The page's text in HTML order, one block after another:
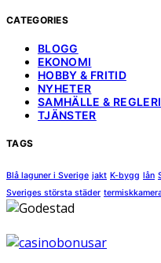
CATEGORIES
BLOGG
EKONOMI
HOBBY & FRITID
NYHETER
SAMHÄLLE &
TJÄNSTER
TAGS
Blå laguner i Sverige jakt K-bygg lån
Sveriges största städer